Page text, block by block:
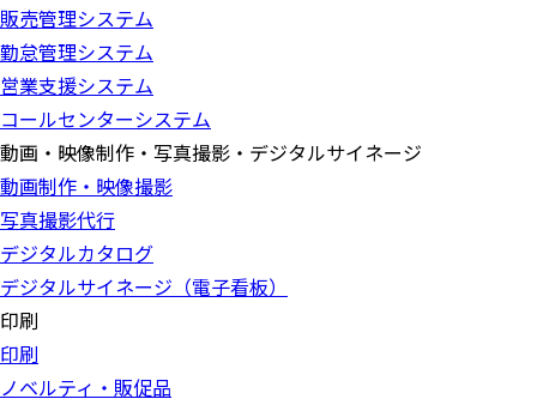
販売管理システム
勤怠管理システム
営業支援システム
コールセンターシステム
動画・映像制作・写真撮影・デジタルサイネージ
動画制作・映像撮影
写真撮影代行
デジタルカタログ
デジタルサイネージ（電子看板）
印刷
印刷
ノベルティ・販促品